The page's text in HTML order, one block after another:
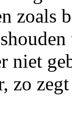
zoals
niet
zo